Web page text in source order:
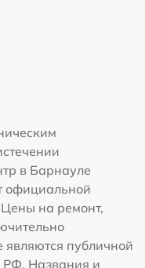
в Барнауле
официальной
Цены на ремонт,
являются публичной
РФ. Названия и